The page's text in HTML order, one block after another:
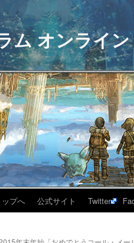
ム オンライ
プへ 公式サイト Twitter